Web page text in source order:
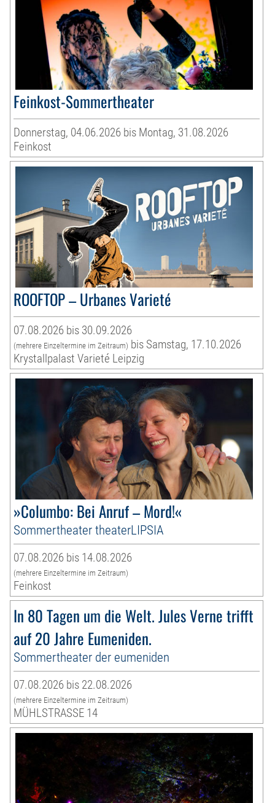
Feinkost-Sommertheater
Donnerstag, 04.06.2026 bis Montag, 31.08.2026
Feinkost
ROOFTOP – Urbanes Varieté
07.08.2026 bis 30.09.2026
(mehrere Einzeltermine im Zeitraum) bis Samstag, 17.10.2026
Krystallpalast Varieté Leipzig
»Columbo: Bei Anruf – Mord!«
Sommertheater theaterLIPSIA
07.08.2026 bis 14.08.2026
(mehrere Einzeltermine im Zeitraum)
Feinkost
In 80 Tagen um die Welt. Jules Verne trifft
auf 20 Jahre Eumeniden.
Sommertheater der eumeniden
07.08.2026 bis 22.08.2026
(mehrere Einzeltermine im Zeitraum)
MÜHLSTRASSE 14